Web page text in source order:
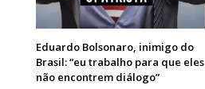
Eduardo Bolsonaro, inimigo do
Brasil: “eu trabalho para que eles
não encontrem diálogo”